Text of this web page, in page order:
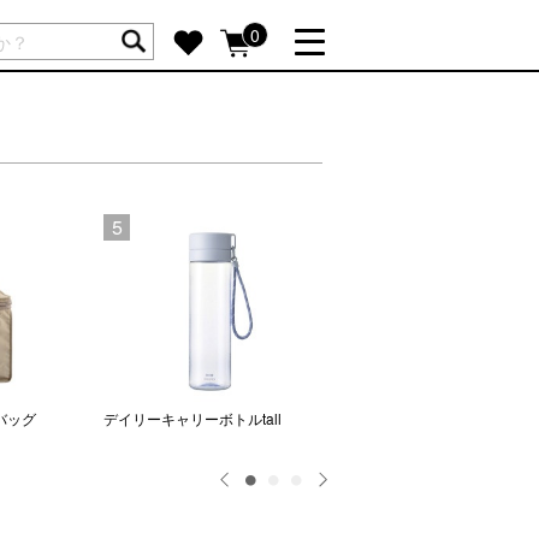
0
トには商品が入っていません。
出産祝い
新築・引越し祝い
more
ッグ
5
デイリーキャリーボトルtall